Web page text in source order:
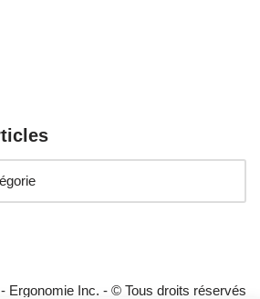
Ergonomie Inc. - © Tous droits réservés